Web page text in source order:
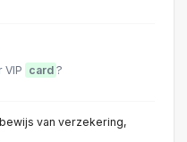
VIP card ?
van verzekering,